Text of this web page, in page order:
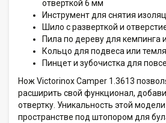
отверткой 6 мм
Инструмент для снятия
Шило с разверткой и
Пила по дереву для кемпинга
Кольцо для подвеса или
Пинцет и зубочистка для
Нож Victorinox Camper 1.3613
расширить свой функционал,
отвертку. Уникальность этой
пространстве под штопором для